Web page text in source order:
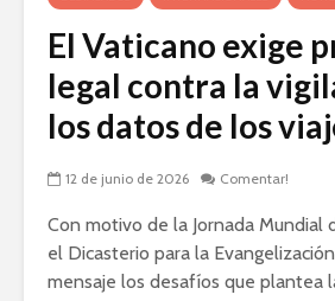
El Vaticano exige
legal contra la
los datos de los
12 de junio de 2026 Comentar!
Con motivo de la Jornada Mundial
el Dicasterio para la
mensaje los desafíos que plantea